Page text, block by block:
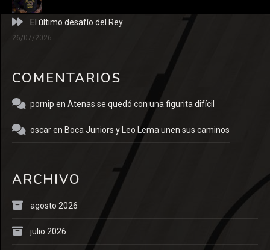
El último desafío del Rey
26/07/2026
COMENTARIOS
pornip en Atenas se quedó con una figurita difícil
oscaren Boca Juniors y Leo Lema unen sus caminos
ARCHIVO
agosto 2026
julio 2026